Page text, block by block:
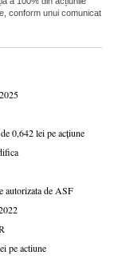
conform unui comunicat
0,642 lei pe acțiune
autorizata de ASF
pe actiune